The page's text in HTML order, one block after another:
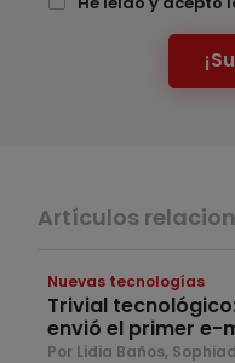
Artículos
Nuevas tecnologías
Trivial
envió el primer e-
Por Lidia Baños,